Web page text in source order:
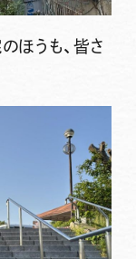
ほうも、皆さ